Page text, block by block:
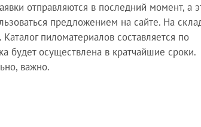
отправляются в последний момент, а
предложением на сайте. На
пиломатериалов составляется по
будет осуществлена в кратчайшие сроки.
важно.